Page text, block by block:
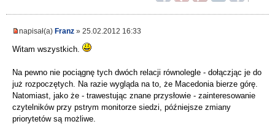
napisał(a) Franz » 25.02.2012 16:33
Witam wszystkich.
Na pewno nie pociągnę tych dwóch relacji równolegle - dołączjąc je do
już rozpoczętych. Na razie wygląda na to, że Macedonia bierze górę.
Natomiast, jako że - trawestując znane przysłowie - zainteresowanie
czytelników przy pstrym monitorze siedzi, późniejsze zmiany
priorytetów są możliwe.